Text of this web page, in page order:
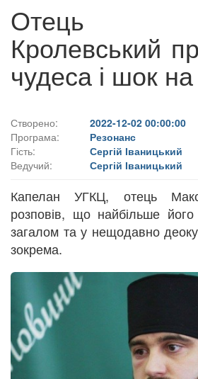
Отець
Кролевський
чудеса і шок на
Створено:
2022-12-02 00:00:00
Програма:
Резонанс
Гість:
Сергій Іваницький
Ведучий:
Сергій Іваницький
Капелан УГКЦ, отець
розповів, що найбільше
загалом та у нещодавно
зокрема.